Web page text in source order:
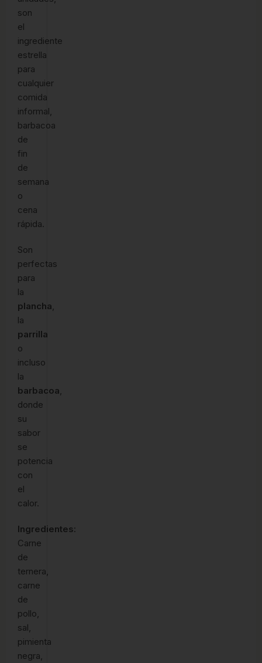
son
el
ingrediente
estrella
para
cualquier
comida
informal,
barbacoa
de
fin
de
semana
o
cena
rápida.
Son
perfectas
para
la
plancha,
la
parrilla
o
incluso
la
barbacoa,
donde
su
sabor
se
potencia
con
el
calor.
Ingredientes:
Carne
de
ternera,
carne
de
pollo,
sal,
pimienta
negra,